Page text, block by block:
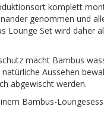
komplett
genommen und
Lounge Set wird
macht Bambus
Aussehen
abgewischt werden.
Bambus-